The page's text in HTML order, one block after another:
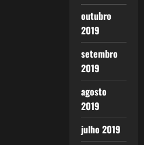
outubro
2019
setembro
2019
agosto
2019
julho 2019